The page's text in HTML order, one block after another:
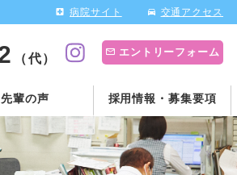
病院サイト 交通アクセス
（代） エントリーフォーム
先輩の声 採用情報・募集要項